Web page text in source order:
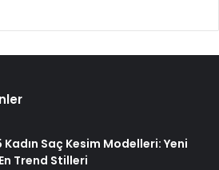
Kadın Saç Kesim Modelleri: Yeni
En Trend Stilleri